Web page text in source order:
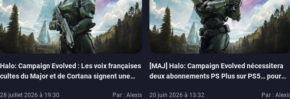
Halo: Campaign Evolved : Les voix françaises
cultes du Major et de Cortana signent une
28 juillet 2026 à 19:30 Par : Alexis
[MAJ] Halo: Campaign Evolved nécessitera
deux abonnements PS Plus sur PS5… pour
20 juin 2026 à 13:32 Par :